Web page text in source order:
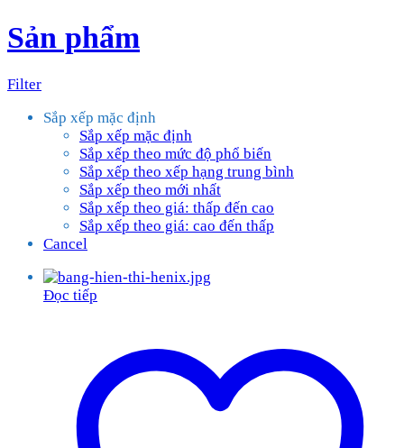
Sản phẩm
Filter
Sắp xếp mặc định
Sắp xếp mặc định
Sắp xếp theo mức độ phổ biến
Sắp xếp theo xếp hạng trung bình
Sắp xếp theo mới nhất
Sắp xếp theo giá: thấp đến cao
Sắp xếp theo giá: cao đến thấp
Cancel
Đọc tiếp